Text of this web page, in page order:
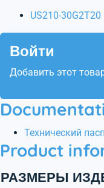
US210-30G2T20
Войти
Добавить этот
Технический
Product
РАЗМЕРЫ